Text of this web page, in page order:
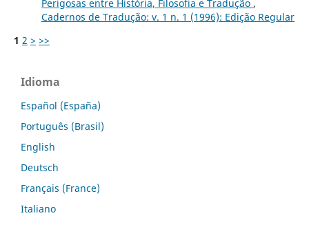
Perigosas entre História, Filosofia e Tradução ,
Cadernos de Tradução: v. 1 n. 1 (1996): Edição Regular
1 2 > >>
Idioma
Español (España)
Português (Brasil)
English
Deutsch
Français (France)
Italiano